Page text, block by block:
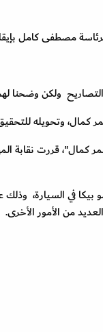
مصطفى كامل
ولكن وضحنا
كمال، وتحويله
كمال"، قررت نقابة
بيكا في السيارة،
من الأمور الأخرى.